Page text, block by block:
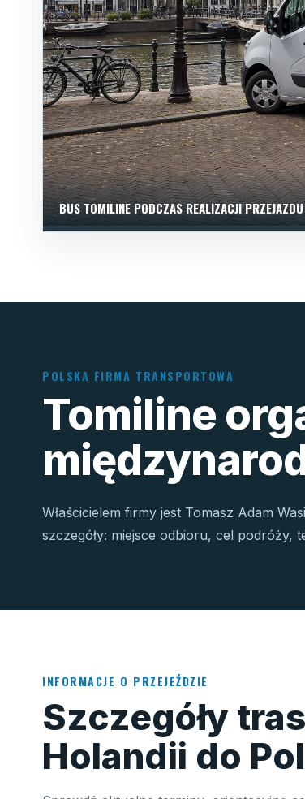
BUS TOMILINE PODCZAS REALIZACJI PRZEJAZDU
POLSKA FIRMA TRANSPORTOWA
Tomiline
Właścicielem firmy jest Tomasz Adam
szczegóły: miejsce odbioru, cel podróży,
INFORMACJE O PRZEJEŹDZIE
Szczegóły
Holandii do